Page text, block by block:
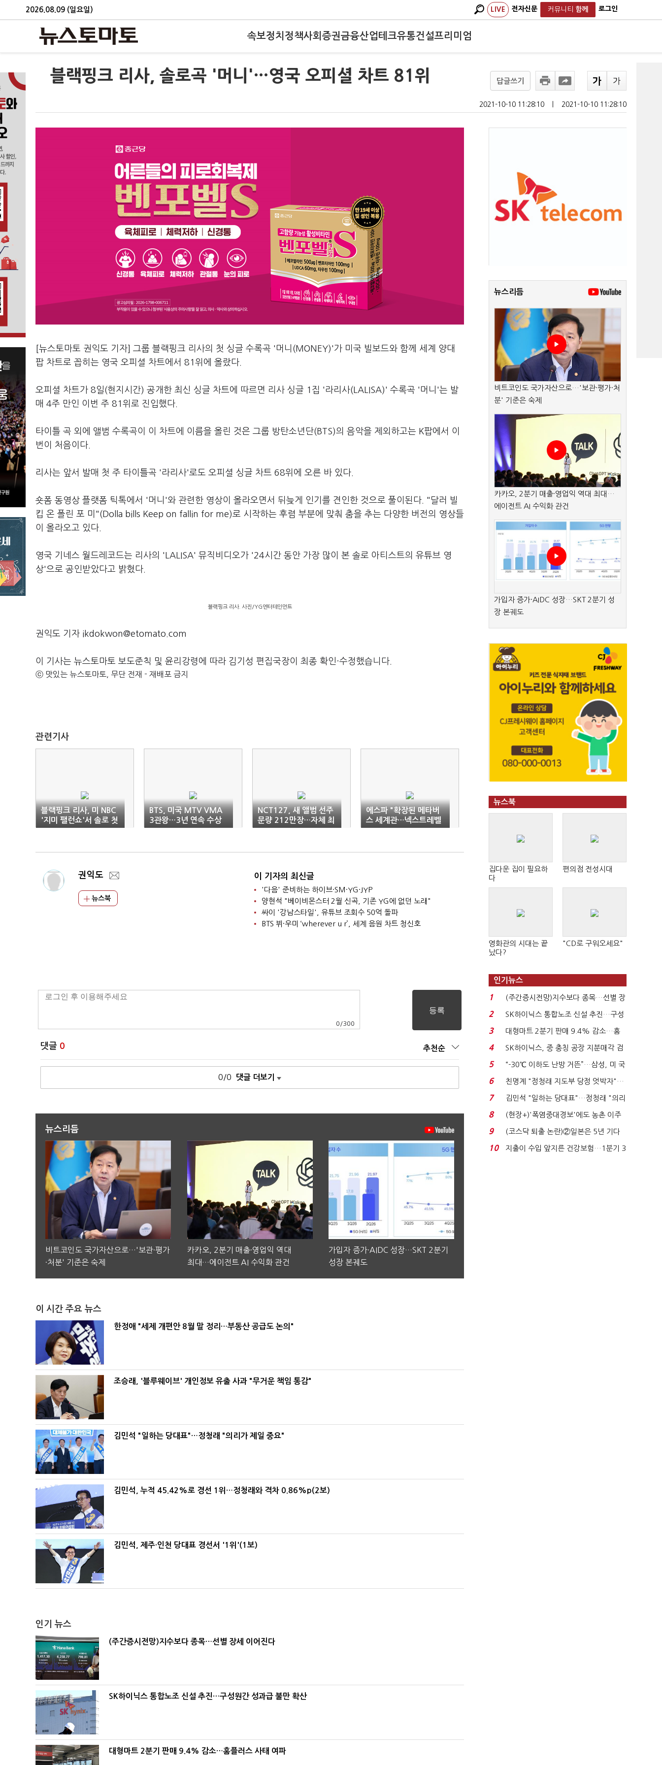
2026.08.09 (일요일) LIVE 전자신문 커뮤니티 함께 로그인
속보정치 정책사회 증권금융산업테크유통건설프리미엄
블랙핑크 리사, 솔로곡 '머니'…영국 오피셜 차트 81위 답글쓰기
2021-10-10 11:28:10 2021-10-10 11:28:10
[뉴스토마토 권익도 기자] 그룹 블랙핑크 리사의 첫 싱글 수록곡 '머니(MONEY)'가 미국 빌보드와 함께 세계 양대
팝 차트로 꼽히는 영국 오피셜 차트에서 81위에 올랐다.
오피셜 차트가 8일(현지시간) 공개한 최신 싱글 차트에 따르면 리사 싱글 1집 '라리사(LALISA)' 수록곡 '머니'는 발
매 4주 만인 이번 주 81위로 진입했다.
타이틀 곡 외에 앨범 수록곡이 이 차트에 이름을 올린 것은 그룹 방탄소년단(BTS)의 음악을 제외하고는 K팝에서 이
번이 처음이다.
리사는 앞서 발매 첫 주 타이틀곡 '라리사'로도 오피셜 싱글 차트 68위에 오른 바 있다.
숏폼 동영상 플랫폼 틱톡에서 '머니'와 관련한 영상이 올라오면서 뒤늦게 인기를 견인한 것으로 풀이된다. "달러 빌
킵 온 폴린 포 미"(Dolla bills Keep on fallin for me)로 시작하는 후렴 부분에 맞춰 춤을 추는 다양한 버전의 영상들
이 올라오고 있다.
영국 기네스 월드레코드는 리사의 'LALISA' 뮤직비디오가 '24시간 동안 가장 많이 본 솔로 아티스트의 유튜브 영
상'으로 공인받았다고 밝혔다.
블랙핑크 리사. 사진/YG엔터테인먼트
권익도 기자 ikdokwon@etomato.com
이 기사는 뉴스토마토 보도준칙 및 윤리강령에 따라 김기성 편집국장이 최종 확인·수정했습니다.
ⓒ 맛있는 뉴스토마토, 무단 전재 - 재배포 금지
관련기사
블랙핑크 리사, 미 NBC
'지미 팰런쇼'서 솔로 첫
무대
BTS, 미국 MTV VMA
3관왕…3년 연속 수상
(종합)
NCT127, 새 앨범 선주
문량 212만장…자체 최
다
에스파 "확장된 메타버
스 세계관…넥스트레벨
그룹될 것"
권익도
뉴스북
이 기자의 최신글
'다음' 준비하는 하이브·SM·YG·JYP
양현석 "베이비몬스터 2월 신곡, 기존 YG에 없던 노래"
싸이 '강남스타일', 유튜브 조회수 50억 돌파
BTS 뷔·우미 ‘wherever u r’, 세계 음원 차트 청신호
0 /300
댓글 0 추천순
0/0 댓글 더보기
뉴스리듬
비트코인도 국가자산으로…'보관·평가
·처분' 기준은 숙제
카카오, 2분기 매출·영업익 역대
최대…에이전트 AI 수익화 관건
가입자 증가·AIDC 성장…SKT 2분기
성장 본궤도
이 시간 주요 뉴스
한정애 "세제 개편안 8월 말 정리…부동산 공급도 논의"
조승래, '블루웨이브' 개인정보 유출 사과 "무거운 책임 통감"
김민석 "일하는 당대표"…정청래 "의리가 제일 중요"
김민석, 누적 45.42%로 경선 1위…정청래와 격차 0.86%p(2보)
김민석, 제주·인천 당대표 경선서 '1위'(1보)
인기 뉴스
(주간증시전망)지수보다 종목…선별 장세 이어진다
SK하이닉스 통합노조 신설 추진…구성원간 성과급 불만 확산
대형마트 2분기 판매 9.4% 감소…홈플러스 사태 여파
뉴스리듬
비트코인도 국가자산으로…'보관·평가·처
분' 기준은 숙제
카카오, 2분기 매출·영업익 역대 최대…
에이전트 AI 수익화 관건
가입자 증가·AIDC 성장…SKT 2분기 성
장 본궤도
뉴스북
집다운 집이 필요하
다
편의점 전성시대
영화관의 시대는 끝
났다?
"CD로 구워오세요"
인기뉴스
1
(주간증시전망)지수보다 종목…선별 장
세 이어진다...
2
SK하이닉스 통합노조 신설 추진…구성
원간 성과급 불...
3
대형마트 2분기 판매 9.4% 감소…홈
플러스 사태 여파...
4
SK하이닉스, 중 충칭 공장 지분매각 검
토?…“확정된 바...
5
“-30℃ 이하도 난방 거뜬”…삼성, 미 국
립연구소와 개...
6
친명계 "정청래 지도부 당정 엇박자"…
친청계 "신천지 오...
7
김민석 "일하는 당대표"…정청래 "의리
가 제일 중요"...
8
(현장+)'폭염중대경보'에도 농촌 이주
노동자는 강행군…'야...
9
(코스닥 퇴출 논란)②일본은 5년 기다
려주는데 우리는 ...
10
지출이 수입 앞지른 건강보험…1분기 3